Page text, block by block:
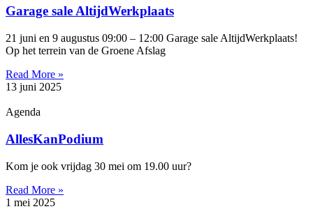
Garage sale AltijdWerkplaats
21 juni en 9 augustus 09:00 – 12:00 Garage sale AltijdWerkplaats!
Op het terrein van de Groene Afslag
Read More »
13 juni 2025
Agenda
AllesKanPodium
Kom je ook vrijdag 30 mei om 19.00 uur?
Read More »
1 mei 2025